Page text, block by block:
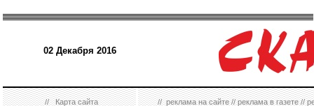
02 Декабря 2016
//Карта сайта //реклама на сайте//реклама в газете//